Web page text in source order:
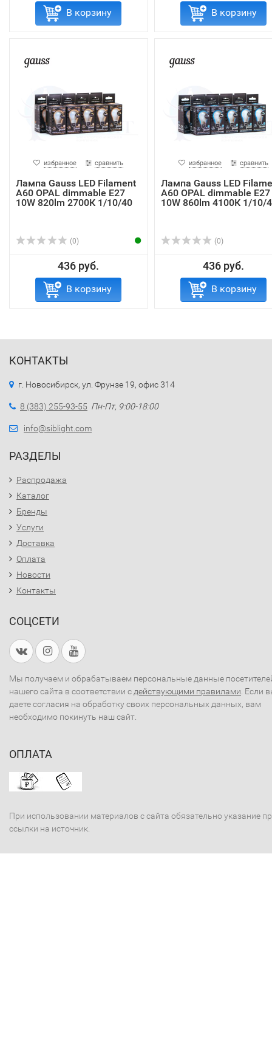
В корзину В корзину
избранное сравнить
Лампа Gauss LED Filament
A60 OPAL dimmable E27
10W 820lm 2700К 1/10/40
(0)
436 руб.
В корзину
избранное сравнить
Лампа Gauss LED
A60 OPAL dimmable E27
10W 860lm 4100К 1/10/
(0)
436 руб.
В корзину
КОНТАКТЫ
г. Новосибирск, ул. Фрунзе 19, офис 314
8 (383) 255-93-55 Пн-Пт, 9:00-18:00
info@siblight.com
РАЗДЕЛЫ
Распродажа
Каталог
Бренды
Услуги
Доставка
Оплата
Новости
Контакты
СОЦСЕТИ
Мы получаем и обрабатываем персональные данные
нашего сайта в соответствии с действующими правилами . Если
даете согласия на обработку своих персональных данных, вам
необходимо покинуть наш сайт.
ОПЛАТА
При использовании материалов с сайта обязательно указание
ссылки на источник.